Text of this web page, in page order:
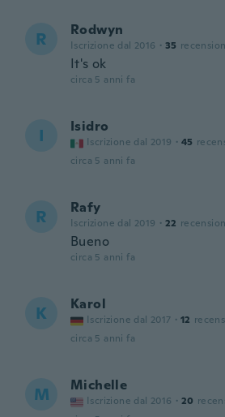
R Rodwyn
Iscrizione dal 2016 · 35
It's ok
circa 5 anni fa
I Isidro
Iscrizione dal 2019 · 45
circa 5 anni fa
R Rafy
Iscrizione dal 2019 · 22
Bueno
circa 5 anni fa
K Karol
Iscrizione dal 2017 · 12
circa 5 anni fa
M Michelle
Iscrizione dal 2016 · 20